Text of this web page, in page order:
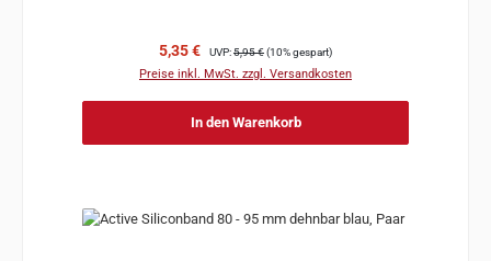
Verkaufspreis:
5,35 € Regulärer Preis:
UVP:5,95 €(10% gespart)
Preise inkl. MwSt. zzgl. Versandkosten
In den Warenkorb